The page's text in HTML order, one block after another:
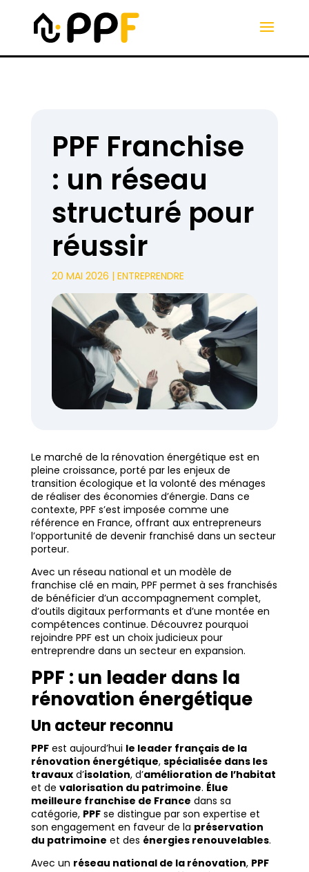
PPF Franchise
: un réseau
structuré pour
réussir
20 MAI 2026 | ENTREPRENDRE
Le marché de la rénovation énergétique est en
pleine croissance, porté par les enjeux de
transition écologique et la volonté des ménages
de réaliser des économies d’énergie. Dans ce
contexte, PPF s’est imposée comme une
référence en France, offrant aux entrepreneurs
l’opportunité de devenir franchisé dans un secteur
porteur.
Avec un réseau national et un modèle de
franchise clé en main, PPF permet à ses franchisés
de bénéficier d’un accompagnement complet,
d’outils digitaux performants et d’une montée en
compétences continue. Découvrez pourquoi
rejoindre PPF est un choix judicieux pour
entreprendre dans un secteur en expansion.
PPF : un leader dans la
rénovation énergétique
Un acteur reconnu
PPFest aujourd’hui le leader français de la
rénovation énergétique, spécialisée dans les
travauxd’isolation, d’amélioration de l’habitat
et de valorisation du patrimoine. Élue
meilleure franchise de France dans sa
catégorie, PPFse distingue par son expertise et
son engagement en faveur de la préservation
du patrimoine et des énergies renouvelables.
Avec un réseau national de la rénovation, PPF